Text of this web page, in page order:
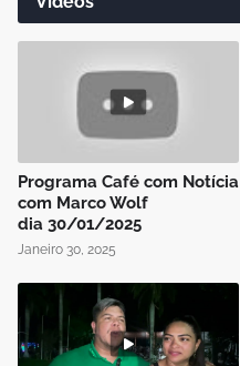
Programa Café com Notícia
com Marco Wolf
dia 30/01/2025
Janeiro 30, 2025